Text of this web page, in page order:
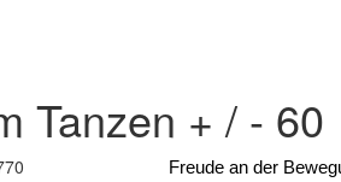
Tanzen + / - 60
Freude an der